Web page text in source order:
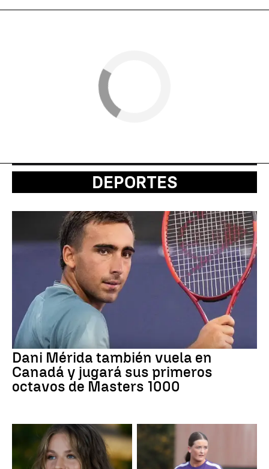
DEPORTES
Dani Mérida también vuela en
Canadá y jugará sus primeros
octavos de Masters 1000